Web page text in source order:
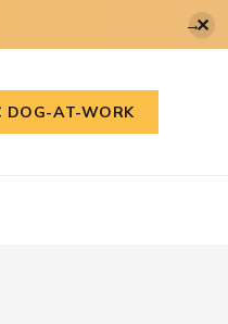
→✕
DOG-AT-WORK